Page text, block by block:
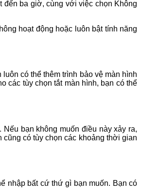
đến ba giờ, cùng với việc chọn Không
hoạt động hoặc luôn bật tính năng
có thể thêm trình bảo vệ màn hình
các tùy chọn tắt màn hình, bạn có thể
bạn không muốn điều này xảy ra,
có tùy chọn các khoảng thời gian
nhập bất cứ thứ gì bạn muốn. Bạn có